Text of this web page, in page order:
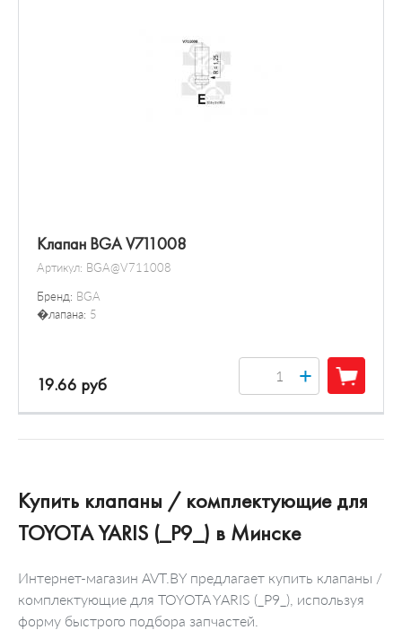
Клапан BGA V711008
Артикул: BGA@V711008
Бренд: BGA
�лапана: 5
19.66 руб +
Купить клапаны / комплектующие для
TOYOTA YARIS (_P9_) в Минске
Интернет-магазин AVT.BY предлагает купить клапаны /
комплектующие для TOYOTA YARIS (_P9_), используя
форму быстрого подбора запчастей.